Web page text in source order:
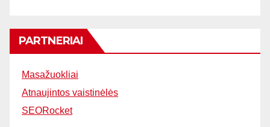
PARTNERIAI
Masažuokliai
Atnaujintos vaistinėlės
SEORocket